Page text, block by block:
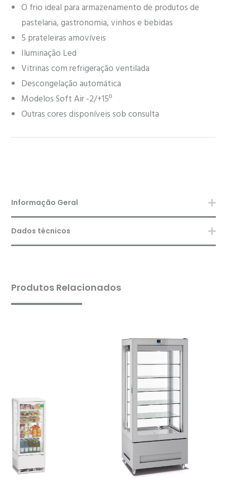
O frio ideal para armazenamento de produtos de
pastelaria, gastronomia, vinhos e bebidas
5 prateleiras amovíveis
Iluminação Led
Vitrinas com refrigeração ventilada
Descongelação automática
Modelos Soft Air -2/+15º
Outras cores disponíveis sob consulta
Informação Geral
Dados técnicos
Produtos Relacionados